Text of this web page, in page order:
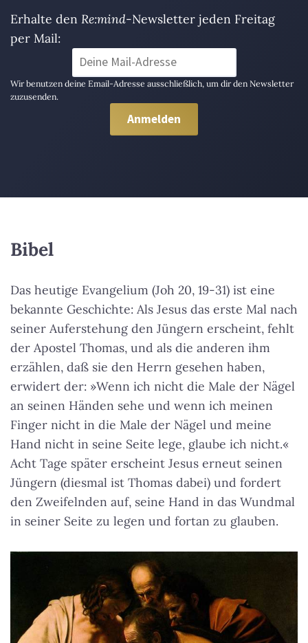
Erhalte den Re:mind-Newsletter jeden Freitag
per Mail:
Wir benutzen deine Email-Adresse ausschließlich, um dir den Newsletter
zuzusenden.
Bibel
Das heutige Evangelium (Joh 20, 19-31) ist eine
bekannte Geschichte: Als Jesus das erste Mal nach
seiner Auferstehung den Jüngern erscheint, fehlt
der Apostel Thomas, und als die anderen ihm
erzählen, daß sie den Herrn gesehen haben,
erwidert der: »Wenn ich nicht die Male der Nägel
an seinen Händen sehe und wenn ich meinen
Finger nicht in die Male der Nägel und meine
Hand nicht in seine Seite lege, glaube ich nicht.«
Acht Tage später erscheint Jesus erneut seinen
Jüngern (diesmal ist Thomas dabei) und fordert
den Zweifelnden auf, seine Hand in das Wundmal
in seiner Seite zu legen und fortan zu glauben.